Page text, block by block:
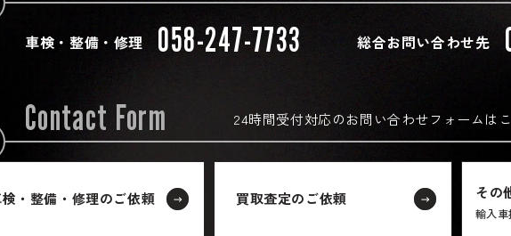
車検・整備・修理 058-247-7733 総合お問い合わせ先
Contact Form 24時間受付対応のお問い合わせフォームは
・整備・修理のご依頼 買取査定のご依頼 その
輸入